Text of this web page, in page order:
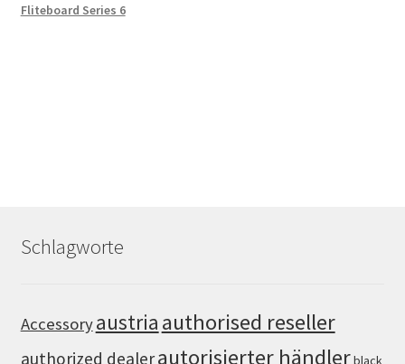
Fliteboard Series 6
Schlagworte
Accessoryaustria authorised reseller
authorized dealerautorisierter händler